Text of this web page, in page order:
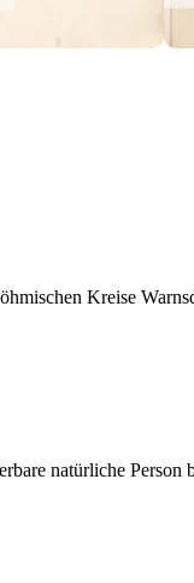
Kreise
natürliche Person